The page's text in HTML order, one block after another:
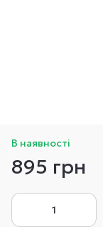
В наявності
895 грн